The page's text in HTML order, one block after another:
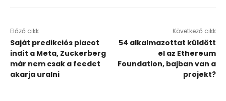
Előző cikk
Saját predikciós piacot
indít a Meta, Zuckerberg
már nem csak a feedet
akarja uralni
Következő cikk
54 alkalmazottat küldött
el az Ethereum
Foundation, bajban van a
projekt?